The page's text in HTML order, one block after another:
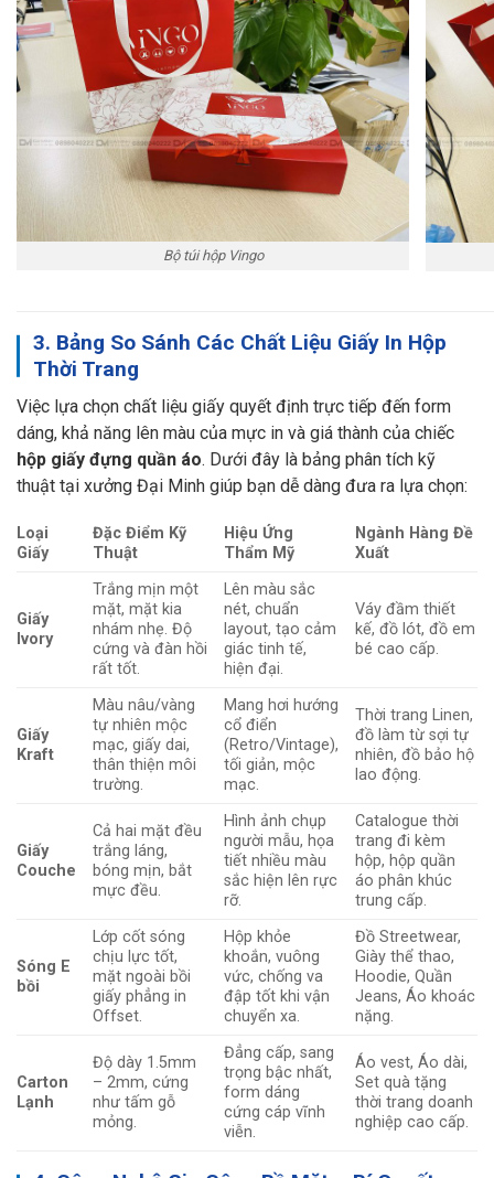
Bộ túi hộp Vingo
3. Bảng So Sánh Các Chất Liệu Giấy In Hộp
Thời Trang
Việc lựa chọn chất liệu giấy quyết định trực tiếp đến form
dáng, khả năng lên màu của mực in và giá thành của chiếc
hộp giấy đựng quần áo. Dưới đây là bảng phân tích kỹ
thuật tại xưởng Đại Minh giúp bạn dễ dàng đưa ra lựa chọn:
Loại
Giấy
Đặc Điểm Kỹ
Thuật
Hiệu Ứng
Thẩm Mỹ
Ngành Hàng Đề
Xuất
Giấy
Ivory
Trắng mịn một
mặt, mặt kia
nhám nhẹ. Độ
cứng và đàn hồi
rất tốt.
Lên màu sắc
nét, chuẩn
layout, tạo cảm
giác tinh tế,
hiện đại.
Váy đầm thiết
kế, đồ lót, đồ em
bé cao cấp.
Giấy
Kraft
Màu nâu/vàng
tự nhiên mộc
mạc, giấy dai,
thân thiện môi
trường.
Mang hơi hướng
cổ điển
(Retro/Vintage),
tối giản, mộc
mạc.
Thời trang Linen,
đồ làm từ sợi tự
nhiên, đồ bảo hộ
lao động.
Giấy
Couche
Cả hai mặt đều
trắng láng,
bóng mịn, bắt
mực đều.
Hình ảnh chụp
người mẫu, họa
tiết nhiều màu
sắc hiện lên rực
rỡ.
Catalogue thời
trang đi kèm
hộp, hộp quần
áo phân khúc
trung cấp.
Sóng E
bồi
Lớp cốt sóng
chịu lực tốt,
mặt ngoài bồi
giấy phẳng in
Offset.
Hộp khỏe
khoắn, vuông
vức, chống va
đập tốt khi vận
chuyển xa.
Đồ Streetwear,
Giày thể thao,
Hoodie, Quần
Jeans, Áo khoác
nặng.
Carton
Lạnh
Độ dày 1.5mm
– 2mm, cứng
như tấm gỗ
mỏng.
Đẳng cấp, sang
trọng bậc nhất,
form dáng
cứng cáp vĩnh
viễn.
Áo vest, Áo dài,
Set quà tặng
thời trang doanh
nghiệp cao cấp.